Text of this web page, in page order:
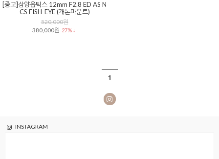
[중고]삼양옵틱스 12mm F2.8 ED AS N
CS FISH-EYE (캐논마운트)
520,000원
380,000원 27% ↓
1
INSTAGRAM